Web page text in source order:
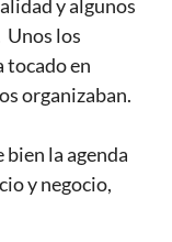
y algunos
Unos los
tocado en
organizaban.
la agenda
y negocio,